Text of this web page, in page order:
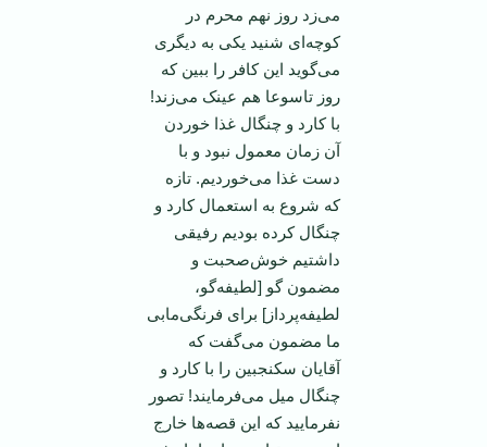
می‌زد روز نهم محرم در
کوچه‌ای شنید یکی به دیگری
می‌گوید این کافر را ببین که
روز تاسوعا هم عینک می‌زند!
با کارد و چنگال غذا خوردن
آن زمان معمول نبود و با
دست غذا می‌خوردیم. تازه
که شروع به استعمال کارد و
چنگال کرده بودیم رفیقی
داشتیم خوش‌صحبت و
مضمون گو [لطیفه‌گو،
لطیفه‌پرداز] برای فرنگی‌مابی
ما مضمون می‌گفت که
آقایان سکنجبین را با کارد و
چنگال میل می‌فرمایند! تصور
نفرمایید که این قصه‌ها خارج